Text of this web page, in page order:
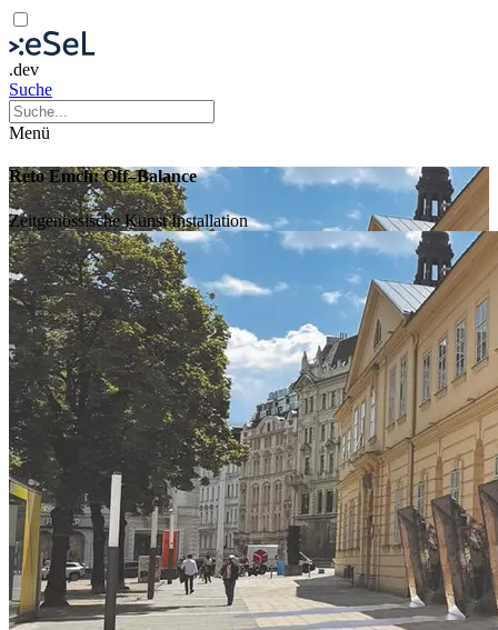
.dev
Suche
Menü
Reto Emch: Off–Balance
Zeitgenössische KunstInstallation